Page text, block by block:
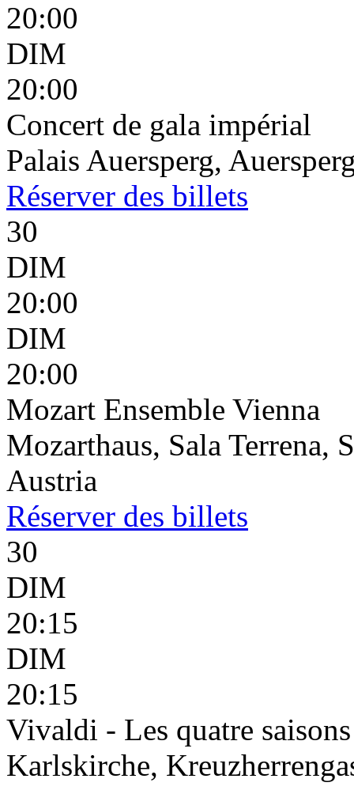
20:00
DIM
20:00
Concert de gala impérial
Palais Auersperg,
Réserver des billets
30
DIM
20:00
DIM
20:00
Mozart Ensemble Vienna
Mozarthaus, Sala Terrena,
Austria
Réserver des billets
30
DIM
20:15
DIM
20:15
Vivaldi - Les quatre saisons
Karlskirche,